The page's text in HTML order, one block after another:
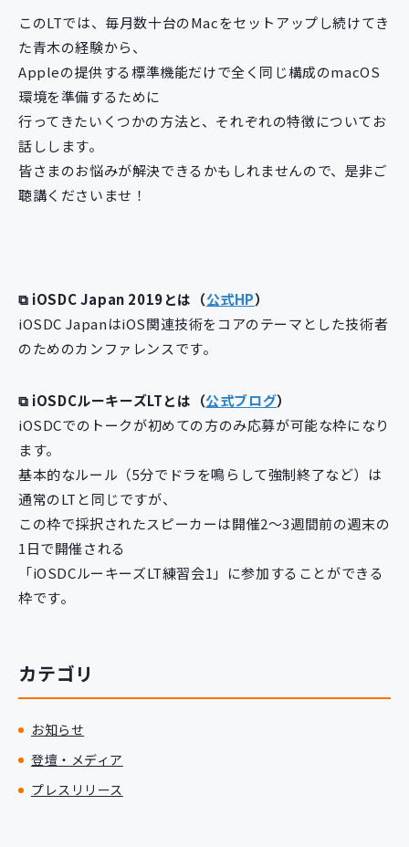
このLTでは、毎月数十台のMacをセットアップし続けてき
た青木の経験から、
Appleの提供する標準機能だけで全く同じ構成のmacOS
環境を準備するために
行ってきたいくつかの方法と、それぞれの特徴についてお
話しします。
皆さまのお悩みが解決できるかもしれませんので、是非ご
聴講くださいませ！
⧉ iOSDC Japan 2019とは（公式HP）
iOSDC JapanはiOS関連技術をコアのテーマとした技術者
のためのカンファレンスです。
⧉ iOSDCルーキーズLTとは（公式ブログ）
iOSDCでのトークが初めての方のみ応募が可能な枠になり
ます。
基本的なルール（5分でドラを鳴らして強制終了など）は
通常のLTと同じですが、
この枠で採択されたスピーカーは開催2〜3週間前の週末の
1日で開催される
「iOSDCルーキーズLT練習会1」に参加することができる
枠です。
カテゴリ
お知らせ
登壇・メディア
プレスリリース